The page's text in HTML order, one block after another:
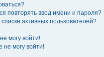
повторять ввод имени и пароля?
активных пользователей?
могу войти!
не могу войти!